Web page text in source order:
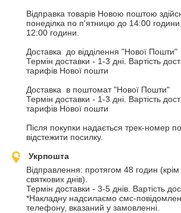
Відправка товарів Новою поштою
понеділка по п'ятницю до 14:00
12:00 години.
Доставка  до відділення "Нової Пошти"
Термін доставки - 1-3 дні. Вартість
тарифів Нової пошти
Доставка  в поштомат "Нової Пошти"
Термін доставки - 1-3 дні. Вартість
тарифів Нової пошти
Після покупки надається трек-номер
відстежити посилку.
Укрпошта
Відправлення: протягом 48 годин (крім
святкових днів).
Термін доставки - 3-5 днів. Вартість
*Накладну надсилаємо смс-
телефону, вказаний у замовленні.